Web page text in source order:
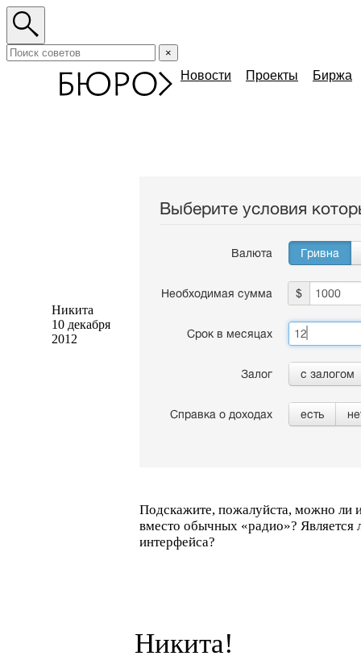
×
Новости Проекты Биржа
Никита
10 декабря
2012
Подскажите, пожалуйста, можно ли
вместо обычных «радио»? Является
интерфейса?
Никита!